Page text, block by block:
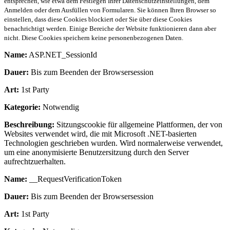
Anmelden oder dem Ausfüllen von Formularen. Sie können Ihren Browser so
einstellen, dass diese Cookies blockiert oder Sie über diese Cookies
benachrichtigt werden. Einige Bereiche der Website funktionieren dann aber
nicht. Diese Cookies speichern keine personenbezogenen Daten.
Name: ASP.NET_SessionId
Dauer: Bis zum Beenden der Browsersession
Art: 1st Party
Kategorie: Notwendig
Beschreibung: Sitzungscookie für allgemeine Plattformen, der von
Websites verwendet wird, die mit Microsoft .NET-basierten
Technologien geschrieben wurden. Wird normalerweise verwendet,
um eine anonymisierte Benutzersitzung durch den Server
aufrechtzuerhalten.
Name: __RequestVerificationToken
Dauer: Bis zum Beenden der Browsersession
Art: 1st Party